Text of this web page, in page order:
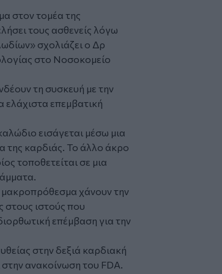
στον τομέα της
τους ασθενείς λόγω
σχολιάζει ο Δρ
στο Νοσοκομείο
τη συσκευή με την
ελάχιστα επεμβατική
εισάγεται μέσω μια
της καρδιάς. Το άλλο άκρο
τοποθετείται σε μια
χάνουν την
στους ιστούς που
επέμβαση για την
στην δεξιά καρδιακή
στην ανακοίνωση του FDA.